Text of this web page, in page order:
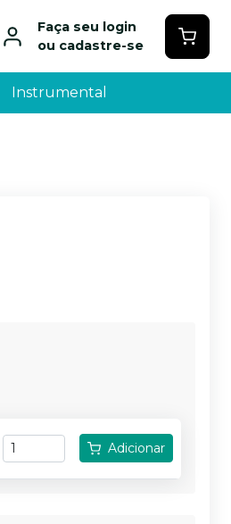
Faça seu login
ou cadastre-se
Instrumental
Adicionar